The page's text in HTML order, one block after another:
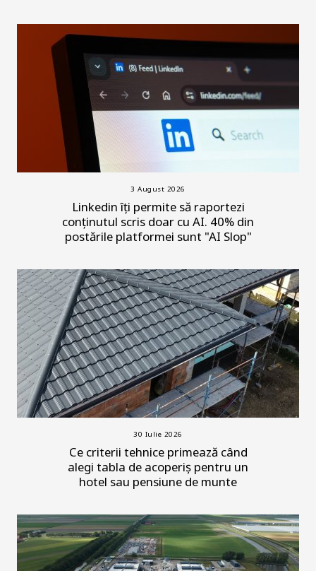
3 August 2026
Linkedin îți permite să raportezi
conținutul scris doar cu AI. 40% din
postările platformei sunt "AI Slop"
30 Iulie 2026
Ce criterii tehnice primează când
alegi tabla de acoperiș pentru un
hotel sau pensiune de munte